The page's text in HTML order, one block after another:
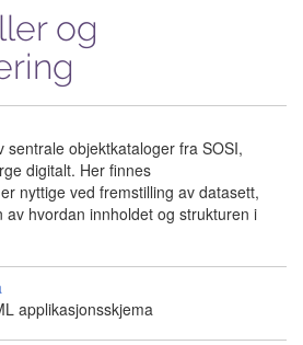
og
sentrale objektkataloger fra SOSI,
digitalt. Her finnes
nyttige ved fremstilling av datasett,
av hvordan innholdet og strukturen i
applikasjonsskjema